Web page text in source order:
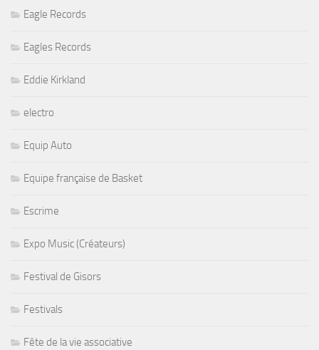
Eagle Records
Eagles Records
Eddie Kirkland
electro
Equip Auto
Equipe française de Basket
Escrime
Expo Music (Créateurs)
Festival de Gisors
Festivals
Fête de la vie associative